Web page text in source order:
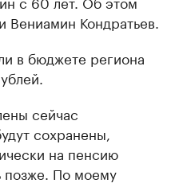
Вениамин Кондратьев.
в бюджете региона
сейчас
сохранены,
на пенсию
позже. По моему